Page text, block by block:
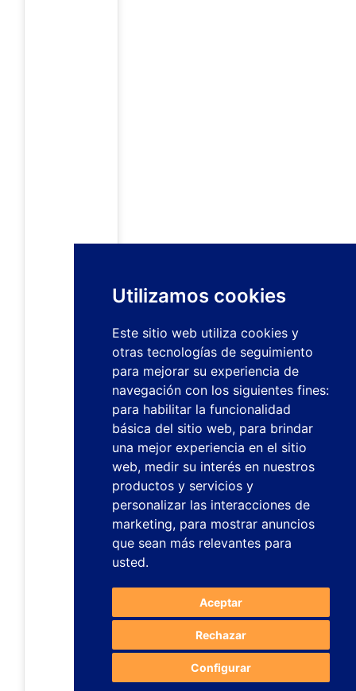
Utilizamos cookies
Este sitio web utiliza cookies y
otras tecnologías de seguimiento
para mejorar su experiencia de
navegación con los siguientes fines:
para habilitar la funcionalidad
básica del sitio web, para brindar
una mejor experiencia en el sitio
web, medir su interés en nuestros
productos y servicios y
personalizar las interacciones de
marketing, para mostrar anuncios
que sean más relevantes para
usted.
Aceptar
Rechazar
Configurar